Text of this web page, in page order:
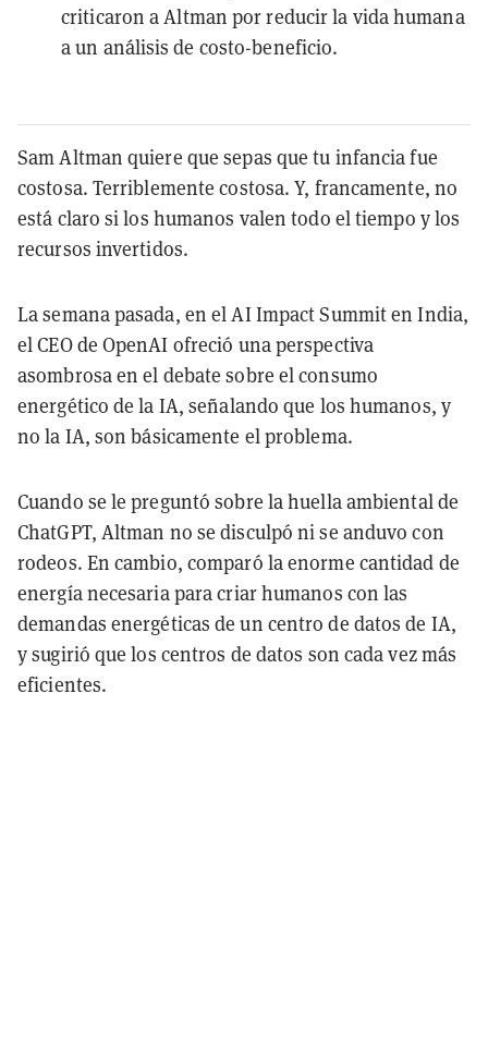
criticaron a Altman por reducir la vida humana
a un análisis de costo-beneficio.
Sam Altman quiere que sepas que tu infancia fue
costosa. Terriblemente costosa. Y, francamente, no
está claro si los humanos valen todo el tiempo y los
recursos invertidos.
La semana pasada, en el AI Impact Summit en India,
el CEO de OpenAI ofreció una perspectiva
asombrosa en el debate sobre el consumo
energético de la IA, señalando que los humanos, y
no la IA, son básicamente el problema.
Cuando se le preguntó sobre la huella ambiental de
ChatGPT, Altman no se disculpó ni se anduvo con
rodeos. En cambio, comparó la enorme cantidad de
energía necesaria para criar humanos con las
demandas energéticas de un centro de datos de IA,
y sugirió que los centros de datos son cada vez más
eficientes.